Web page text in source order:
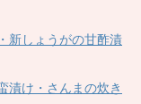
新しょうがの甘酢漬
漬け・さんまの炊き